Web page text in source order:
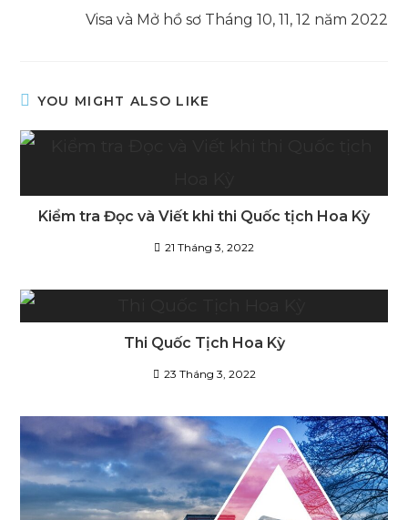
Visa và Mở hồ sơ Tháng 10, 11, 12 năm 2022
YOU MIGHT ALSO LIKE
Kiểm tra Đọc và Viết khi thi Quốc tịch Hoa Kỳ
21 Tháng 3, 2022
Thi Quốc Tịch Hoa Kỳ
23 Tháng 3, 2022